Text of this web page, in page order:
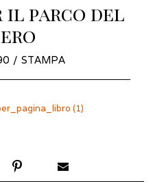
il parco del
17 STAMPA
(1)